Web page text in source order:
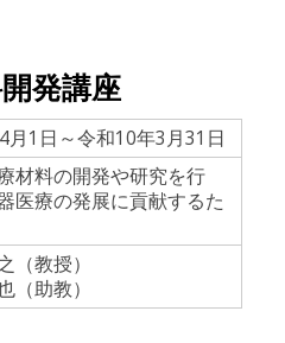
発講座
月1日～令和10年3月31日
材料の開発や研究を行
医療の発展に貢献するた
教授）
助教）